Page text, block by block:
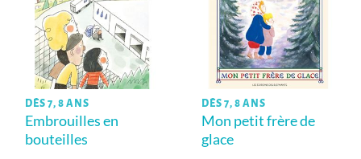
DÈS 7, 8 ANS
Embrouilles en
bouteilles
DÈS 7, 8 ANS
Mon petit frère de
glace